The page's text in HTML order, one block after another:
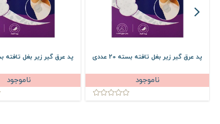
پد عرق گیر زیر بغل تافته بسته 20 عددی
ناموجود
پد عرق گیر زیر بغل تافته بسته
ناموجود